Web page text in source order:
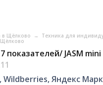
в Щёлково → Техника для
показателей/ JASM
Wildbеrries, Яндекc